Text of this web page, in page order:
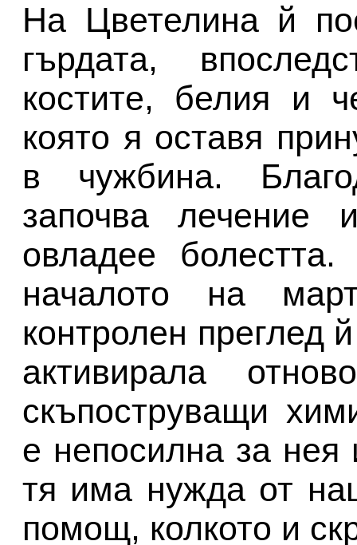
На Цветелина й
гърдата,
костите, белия и
която я оставя
в чужбина.
започва лечение
овладее
началото на
контролен преглед
активирала
скъпоструващи
е непосилна за нея
тя има нужда от
помощ, колкото и